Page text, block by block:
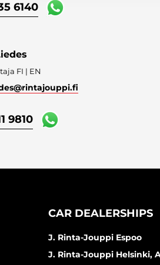
6140
FI | EN
@rintajouppi.fi
9810
CAR DEALERSHIPS
J. Rinta-Jouppi Espoo
J. Rinta-Jouppi Helsinki,